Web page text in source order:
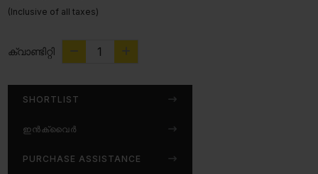
(Inclusive of all taxes)
ക്വാണ്ടിറ്റി
SHORTLIST
ഇൻക്വൈർ
PURCHASE ASSISTANCE